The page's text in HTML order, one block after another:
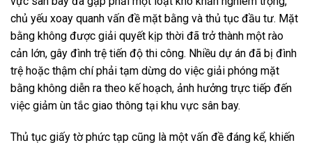
chủ yếu xoay quanh vấn đề mặt bằng và thủ tục đầu tư. Mặt
bằng không được giải quyết kịp thời đã trở thành một rào
cản lớn, gây đình trệ tiến độ thi công. Nhiều dự án đã bị đình
trệ hoặc thậm chí phải tạm dừng do việc giải phóng mặt
bằng không diễn ra theo kế hoạch, ảnh hưởng trực tiếp đến
việc giảm ùn tắc giao thông tại khu vực sân bay.
Thủ tục giấy tờ phức tạp cũng là một vấn đề đáng kể, khiến